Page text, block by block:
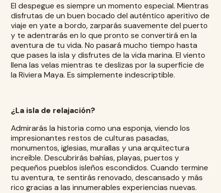
El despegue es siempre un momento especial. Mientras
disfrutas de un buen bocado del auténtico aperitivo de
viaje en yate a bordo, zarparás suavemente del puerto
y te adentrarás en lo que pronto se convertirá en la
aventura de tu vida. No pasará mucho tiempo hasta
que pases la isla y disfrutes de la vida marina. El viento
llena las velas mientras te deslizas por la superficie de
la Riviera Maya. Es simplemente indescriptible.
¿La isla de relajación?
Admirarás la historia como una esponja, viendo los
impresionantes restos de culturas pasadas,
monumentos, iglesias, murallas y una arquitectura
increíble. Descubrirás bahías, playas, puertos y
pequeños pueblos isleños escondidos. Cuando termine
tu aventura, te sentirás renovado, descansado y más
rico gracias a las innumerables experiencias nuevas.